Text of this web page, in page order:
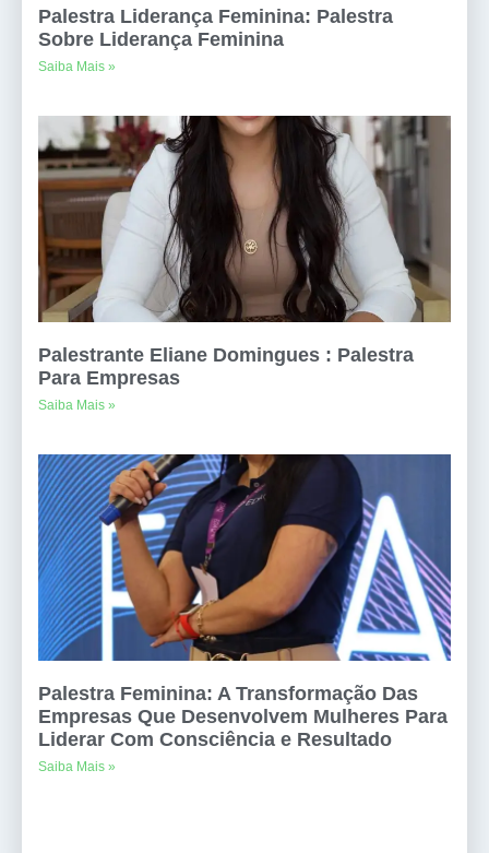
Palestra Liderança Feminina: Palestra
Sobre Liderança Feminina
Saiba Mais »
Palestrante Eliane Domingues : Palestra
Para Empresas
Saiba Mais »
Palestra Feminina: A Transformação Das
Empresas Que Desenvolvem Mulheres Para
Liderar Com Consciência e Resultado
Saiba Mais »